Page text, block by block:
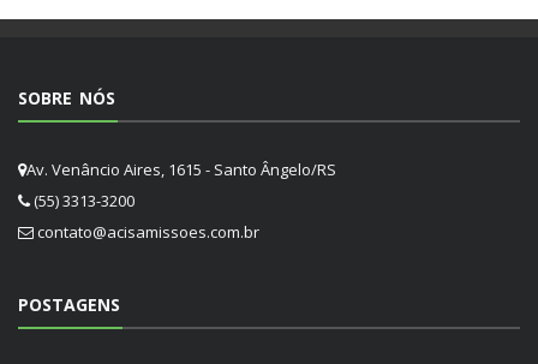
SOBRE NÓS
Av. Venâncio Aires, 1615 - Santo Ângelo/RS
(55) 3313-3200
contato@acisamissoes.com.br
POSTAGENS